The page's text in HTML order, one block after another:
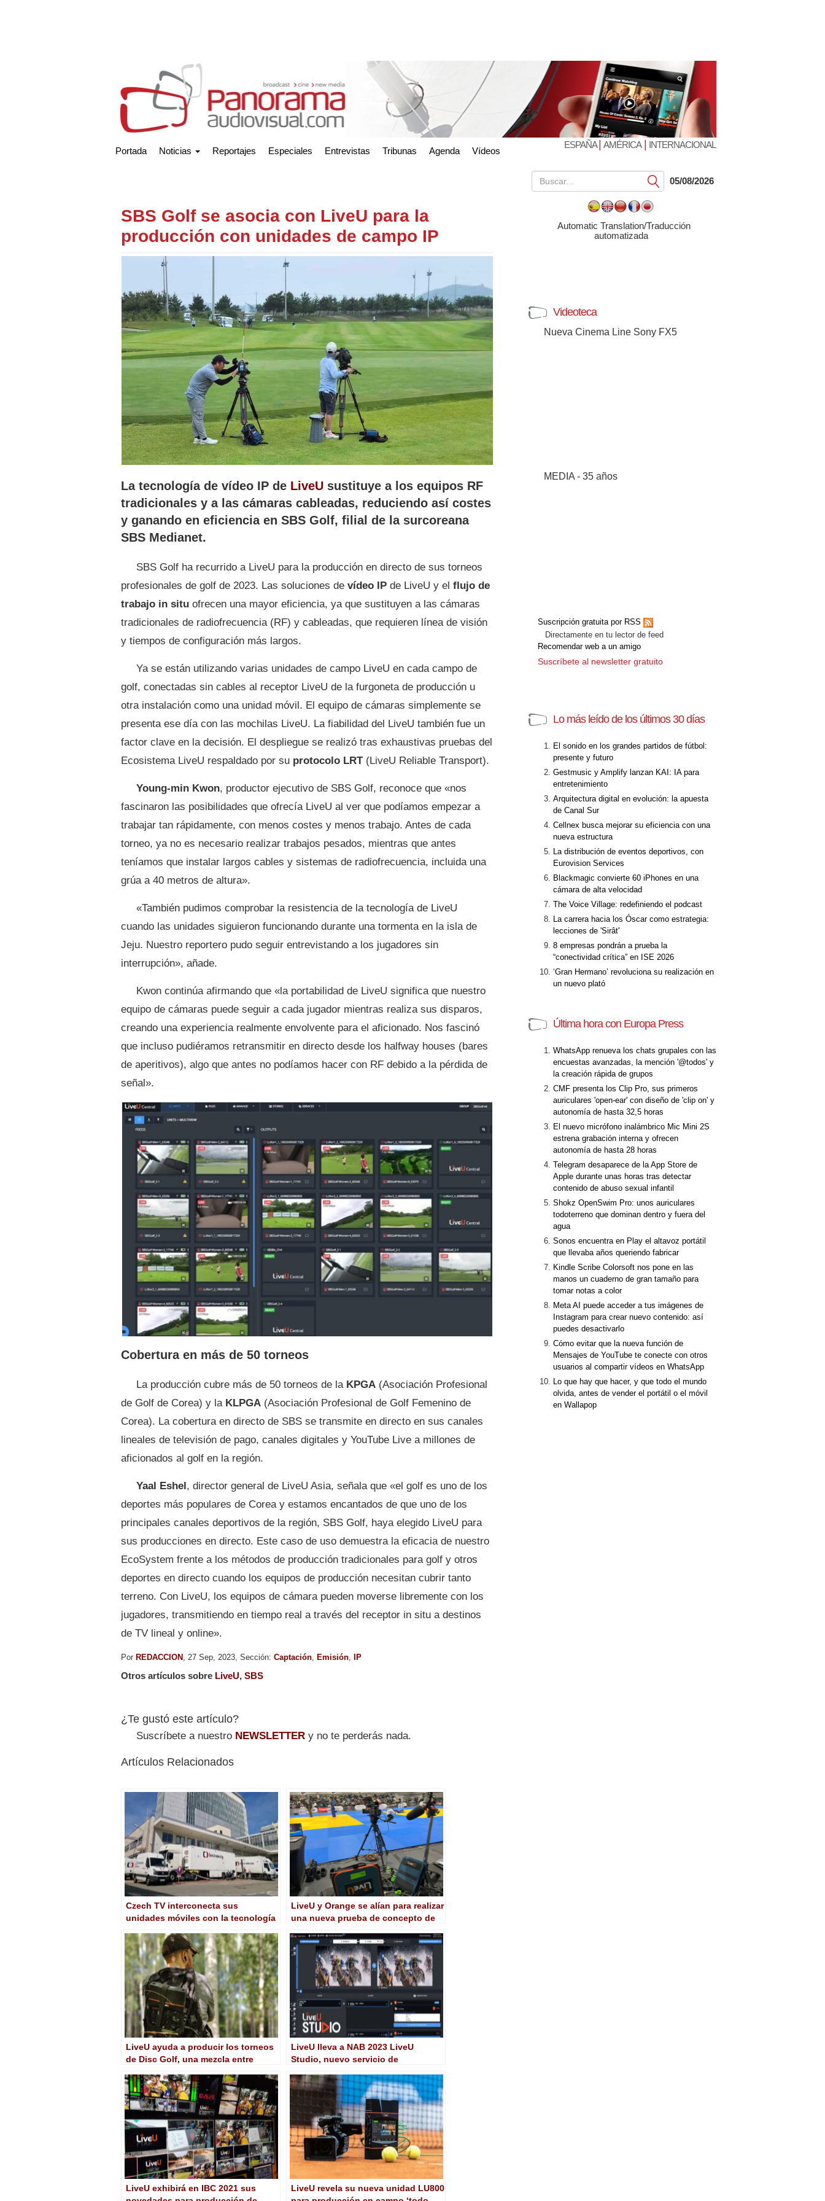
Portada Noticias Reportajes Especiales Entrevistas Tribunas Agenda Vídeos
ESPAÑA| AMÉRICA| INTERNACIONAL
SBS Golf se asocia con LiveU para la
producción con unidades de campo IP
La tecnología de vídeo IP de LiveU sustituye a los equipos RF
tradicionales y a las cámaras cableadas, reduciendo así costes
y ganando en eficiencia en SBS Golf, filial de la surcoreana
SBS Medianet.
SBS Golf ha recurrido a LiveU para la producción en directo de sus torneos
profesionales de golf de 2023. Las soluciones de vídeo IP de LiveU y el flujo de
trabajo in situ ofrecen una mayor eficiencia, ya que sustituyen a las cámaras
tradicionales de radiofrecuencia (RF) y cableadas, que requieren línea de visión
y tiempos de configuración más largos.
Ya se están utilizando varias unidades de campo LiveU en cada campo de
golf, conectadas sin cables al receptor LiveU de la furgoneta de producción u
otra instalación como una unidad móvil. El equipo de cámaras simplemente se
presenta ese día con las mochilas LiveU. La fiabilidad del LiveU también fue un
factor clave en la decisión. El despliegue se realizó tras exhaustivas pruebas del
Ecosistema LiveU respaldado por su protocolo LRT(LiveU Reliable Transport).
Young-min Kwon, productor ejecutivo de SBS Golf, reconoce que «nos
fascinaron las posibilidades que ofrecía LiveU al ver que podíamos empezar a
trabajar tan rápidamente, con menos costes y menos trabajo. Antes de cada
torneo, ya no es necesario realizar trabajos pesados, mientras que antes
teníamos que instalar largos cables y sistemas de radiofrecuencia, incluida una
grúa a 40 metros de altura».
«También pudimos comprobar la resistencia de la tecnología de LiveU
cuando las unidades siguieron funcionando durante una tormenta en la isla de
Jeju. Nuestro reportero pudo seguir entrevistando a los jugadores sin
interrupción», añade.
Kwon continúa afirmando que «la portabilidad de LiveU significa que nuestro
equipo de cámaras puede seguir a cada jugador mientras realiza sus disparos,
creando una experiencia realmente envolvente para el aficionado. Nos fascinó
que incluso pudiéramos retransmitir en directo desde los halfway houses (bares
de aperitivos), algo que antes no podíamos hacer con RF debido a la pérdida de
señal».
Cobertura en más de 50 torneos
La producción cubre más de 50 torneos de la KPGA (Asociación Profesional
de Golf de Corea) y la KLPGA (Asociación Profesional de Golf Femenino de
Corea). La cobertura en directo de SBS se transmite en directo en sus canales
lineales de televisión de pago, canales digitales y YouTube Live a millones de
aficionados al golf en la región.
Yaal Eshel, director general de LiveU Asia, señala que «el golf es uno de los
deportes más populares de Corea y estamos encantados de que uno de los
principales canales deportivos de la región, SBS Golf, haya elegido LiveU para
sus producciones en directo. Este caso de uso demuestra la eficacia de nuestro
EcoSystem frente a los métodos de producción tradicionales para golf y otros
deportes en directo cuando los equipos de producción necesitan cubrir tanto
terreno. Con LiveU, los equipos de cámara pueden moverse libremente con los
jugadores, transmitiendo en tiempo real a través del receptor in situ a destinos
de TV lineal y online».
Por REDACCION , 27 Sep, 2023, Sección: Captación Emisión IP
Otros artículos sobre LiveU, SBS
¿Te gustó este artículo?
Suscríbete a nuestro NEWSLETTER y no te perderás nada.
Artículos Relacionados
Czech TV interconecta sus
unidades móviles con la tecnología
LiveU y Orange se alían para realizar
una nueva prueba de concepto de
LiveU ayuda a producir los torneos
de Disc Golf, una mezcla entre
LiveU lleva a NAB 2023 LiveU
Studio, nuevo servicio de
LiveU exhibirá en IBC 2021 sus
LiveU revela su nueva unidad LU800
Submit05/08/2026
Automatic Translation/Traducción
automatizada
Videoteca
Nueva Cinema Line Sony FX5
MEDIA - 35 años
Suscripción gratuita por RSS
Directamente en tu lector de feed
Recomendar web a un amigo
Suscríbete al newsletter gratuito
Lo más leído de los últimos 30 días
El sonido en los grandes partidos de fútbol:
presente y futuro
Gestmusic y Amplify lanzan KAI: IA para
entretenimiento
Arquitectura digital en evolución: la apuesta
de Canal Sur
Cellnex busca mejorar su eficiencia con una
nueva estructura
La distribución de eventos deportivos, con
Eurovision Services
Blackmagic convierte 60 iPhones en una
cámara de alta velocidad
The Voice Village: redefiniendo el podcast
La carrera hacia los Óscar como estrategia:
lecciones de 'Sirât'
8 empresas pondrán a prueba la
“conectividad crítica” en ISE 2026
‘Gran Hermano’ revoluciona su realización en
un nuevo plató
Última hora con Europa Press
WhatsApp renueva los chats grupales con las
encuestas avanzadas, la mención '@todos' y
la creación rápida de grupos
CMF presenta los Clip Pro, sus primeros
auriculares 'open-ear' con diseño de 'clip on' y
autonomía de hasta 32,5 horas
El nuevo micrófono inalámbrico Mic Mini 2S
estrena grabación interna y ofrecen
autonomía de hasta 28 horas
Telegram desaparece de la App Store de
Apple durante unas horas tras detectar
contenido de abuso sexual infantil
Shokz OpenSwim Pro: unos auriculares
todoterreno que dominan dentro y fuera del
agua
Sonos encuentra en Play el altavoz portátil
que llevaba años queriendo fabricar
Kindle Scribe Colorsoft nos pone en las
manos un cuaderno de gran tamaño para
tomar notas a color
Meta AI puede acceder a tus imágenes de
Instagram para crear nuevo contenido: así
puedes desactivarlo
Cómo evitar que la nueva función de
Mensajes de YouTube te conecte con otros
usuarios al compartir vídeos en WhatsApp
Lo que hay que hacer, y que todo el mundo
olvida, antes de vender el portátil o el móvil
en Wallapop